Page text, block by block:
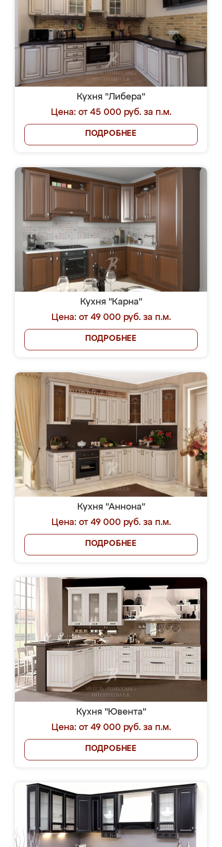
Кухня "Либера"
Цена: от 45 000 руб. за п.м.
ПОДРОБНЕЕ
Кухня "Карна"
Цена: от 49 000 руб. за п.м.
ПОДРОБНЕЕ
Кухня "Аннона"
Цена: от 49 000 руб. за п.м.
ПОДРОБНЕЕ
Кухня "Ювента"
Цена: от 49 000 руб. за п.м.
ПОДРОБНЕЕ